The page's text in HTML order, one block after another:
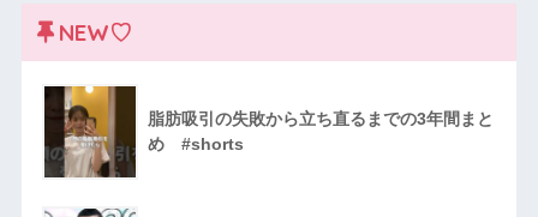
NEW♡
脂肪吸引の失敗から立ち直るまでの3年間まと
め #shorts